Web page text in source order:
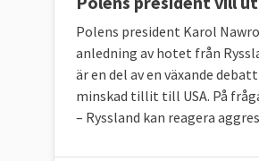
Polens president Karol
anledning av hotet från
är en del av en växande
minskad tillit till USA. På
– Ryssland kan reagera